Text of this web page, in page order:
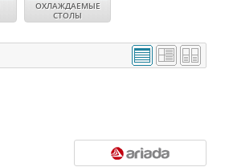
ОХЛАЖДАЕМЫЕ
СТОЛЫ